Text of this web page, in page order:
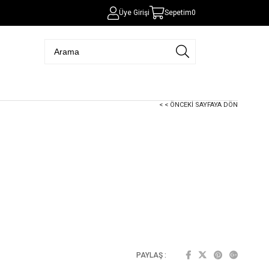
Üye Girişi Sepetim0
< < ÖNCEKI SAYFAYA DÖN
PAYLAŞ :